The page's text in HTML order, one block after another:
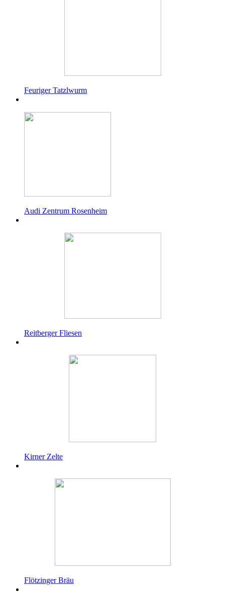
Feuriger Tatzlwurm
Audi Zentrum Rosenheim
Reitberger Fliesen
Kirner Zelte
Flötzinger Bräu